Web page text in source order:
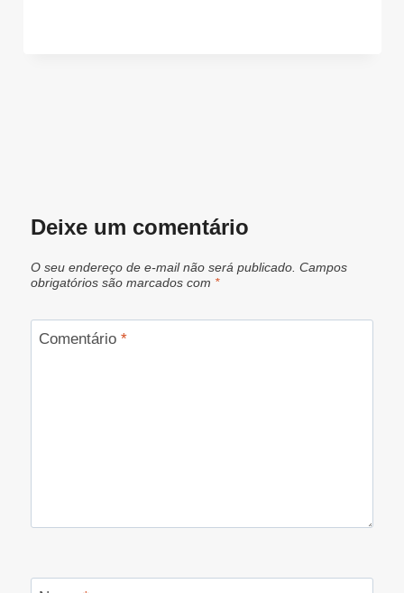
Deixe um comentário
O seu endereço de e-mail não será publicado. Campos
obrigatórios são marcados com *
Comentário *